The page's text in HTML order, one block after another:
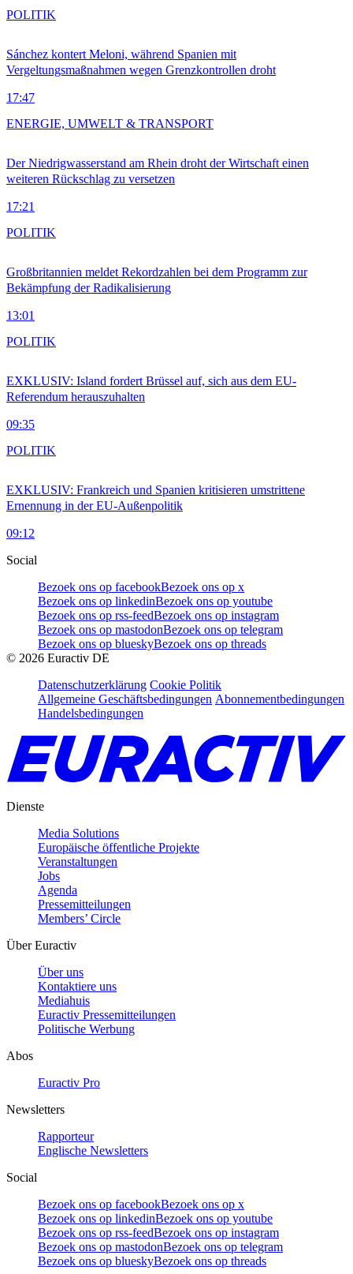
Sánchez kontert Meloni, während Spanien mit
Vergeltungsmaßnahmen wegen Grenzkontrollen droht
17:47
POLITIK
Der Niedrigwasserstand am Rhein droht der Wirtschaft einen
weiteren Rückschlag zu versetzen
17:21
ENERGIE, UMWELT & TRANSPORT
Großbritannien meldet Rekordzahlen bei dem Programm zur
Bekämpfung der Radikalisierung
13:01
POLITIK
EXKLUSIV: Island fordert Brüssel auf, sich aus dem EU-
Referendum herauszuhalten
09:35
POLITIK
EXKLUSIV: Frankreich und Spanien kritisieren umstrittene
Ernennung in der EU-Außenpolitik
09:12
POLITIK
Social
Bezoek ons op facebookBezoek ons op x
Bezoek ons op linkedinBezoek ons op youtube
Bezoek ons op rss-feedBezoek ons op instagram
Bezoek ons op mastodonBezoek ons op telegram
Bezoek ons op blueskyBezoek ons op threads
© 2026 Euractiv DE
Datenschutzerklärung Cookie Politik
Allgemeine Geschäftsbedingungen Abonnementbedingungen
Handelsbedingungen
Dienste
Media Solutions
Europäische öffentliche Projekte
Veranstaltungen
Jobs
Agenda
Pressemitteilungen
Members’ Circle
Über Euractiv
Über uns
Kontaktiere uns
Mediahuis
Euractiv Pressemitteilungen
Politische Werbung
Abos
Euractiv Pro
Newsletters
Rapporteur
Englische Newsletters
Social
Bezoek ons op facebookBezoek ons op x
Bezoek ons op linkedinBezoek ons op youtube
Bezoek ons op rss-feedBezoek ons op instagram
Bezoek ons op mastodonBezoek ons op telegram
Bezoek ons op blueskyBezoek ons op threads